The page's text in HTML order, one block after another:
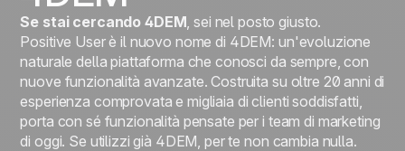
Se stai cercando 4DEM, sei nel posto giusto.
Positive User è il nuovo nome di 4DEM: un'evoluzione
naturale della piattaforma che conosci da sempre, con
nuove funzionalità avanzate. Costruita su oltre 20 anni di
esperienza comprovata e migliaia di clienti soddisfatti,
porta con sé funzionalità pensate per i team di marketing
di oggi. Se utilizzi già 4DEM, per te non cambia nulla.